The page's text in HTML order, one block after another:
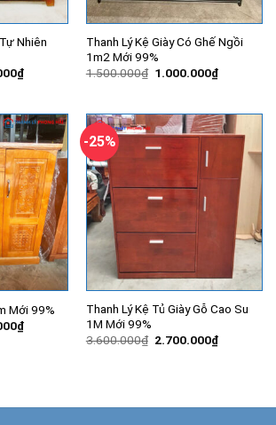
Nhiên
₫Giá
hiện
2.900.000₫.
Thanh Lý Kệ Giày Có Ghế Ngồi
1m2 Mới 99%
1.500.000₫ Giá
1.000.000₫Giá
hiện
Mới 99%
₫Giá
hiện
-25%
Thanh Lý Kệ Tủ Giày Gỗ Cao Su
1M Mới 99%
3.600.000₫ Giá
2.700.000₫Giá
hiện